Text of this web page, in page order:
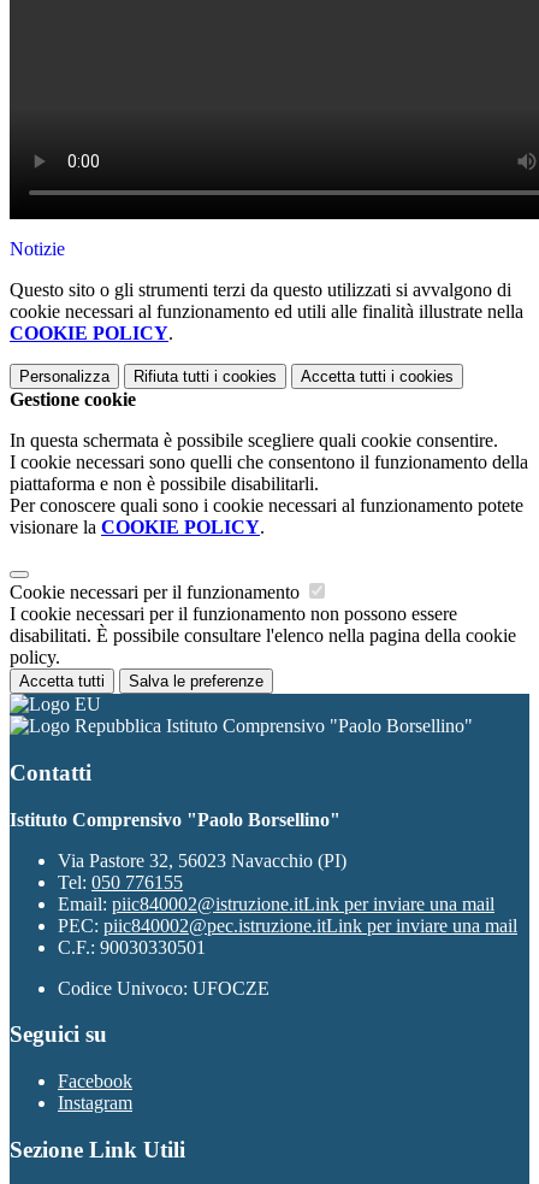
Notizie
Questo sito o gli strumenti terzi da questo utilizzati si avvalgono di
cookie necessari al funzionamento ed utili alle finalità illustrate nella
COOKIE POLICY.
Personalizza Rifiuta tutti i cookies Accetta tutti i cookies
Gestione cookie
In questa schermata è possibile scegliere quali cookie consentire.
I cookie necessari sono quelli che consentono il funzionamento della
piattaforma e non è possibile disabilitarli.
Per conoscere quali sono i cookie necessari al funzionamento potete
visionare la COOKIE POLICY.
Cookie necessari per il funzionamento
I cookie necessari per il funzionamento non possono essere
disabilitati. È possibile consultare l'elenco nella pagina della cookie
policy.
Accetta tutti Salva le preferenze
Istituto Comprensivo "Paolo Borsellino"
Contatti
Istituto Comprensivo "Paolo Borsellino"
Via Pastore 32, 56023 Navacchio (PI)
Tel: 050 776155
Email: piic840002@istruzione.itLink per inviare una mail
PEC: piic840002@pec.istruzione.itLink per inviare una mail
C.F.: 90030330501
Codice Univoco: UFOCZE
Seguici su
Facebook
Instagram
Sezione Link Utili